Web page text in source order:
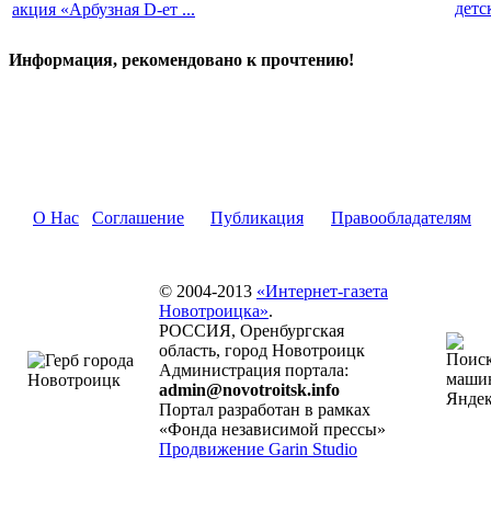
акция «Арбузная D-ет ...
Информация, рекомендовано к прочтению!
О Нас Соглашение Публикация Правообладателям
© 2004-2013 «Интернет-газета
Новотроицка».
РОССИЯ, Оренбургская
область, город Новотроицк
Администрация портала:
admin@novotroitsk.info
Портал разработан в рамках
«Фонда независимой прессы»
Продвижение Garin Studio